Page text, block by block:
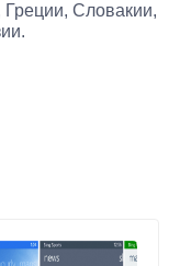
Словакии,